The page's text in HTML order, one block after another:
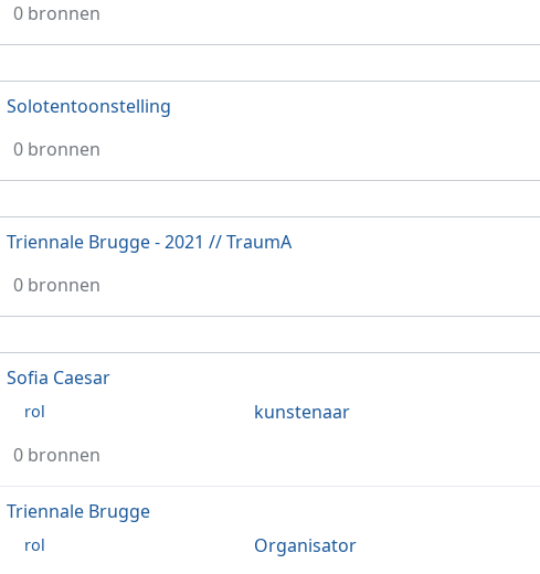
0 bronnen
Solotentoonstelling
0 bronnen
Triennale Brugge - 2021 // TraumA
0 bronnen
Sofia Caesar
rol
kunstenaar
0 bronnen
Triennale Brugge
rol
Organisator